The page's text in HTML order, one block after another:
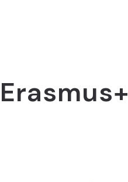
Erasmus+